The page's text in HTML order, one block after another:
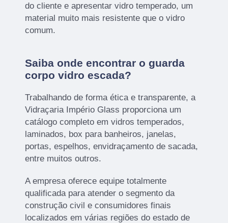
do cliente e apresentar vidro temperado, um
material muito mais resistente que o vidro
comum.
Saiba onde encontrar o guarda
corpo vidro escada?
Trabalhando de forma ética e transparente, a
Vidraçaria Império Glass proporciona um
catálogo completo em vidros temperados,
laminados, box para banheiros, janelas,
portas, espelhos, envidraçamento de sacada,
entre muitos outros.
A empresa oferece equipe totalmente
qualificada para atender o segmento da
construção civil e consumidores finais
localizados em várias regiões do estado de